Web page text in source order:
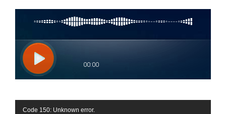
Reproductor
Code 150: Unknown error.